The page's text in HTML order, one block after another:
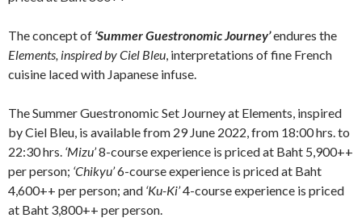
The concept of ‘Summer Guestronomic Journey’endures the
Elements, inspired by Ciel Bleu , interpretations of fine French
cuisine laced with Japanese infuse.
The Summer Guestronomic Set Journey at Elements, inspired
by Ciel Bleu, is available from 29 June 2022, from 18:00 hrs. to
22:30 hrs. ‘Mizu’8-course experience is priced at Baht 5,900++
per person; ‘Chikyu’6-course experience is priced at Baht
4,600++ per person; and ‘Ku-Ki’4-course experience is priced
at Baht 3,800++ per person.